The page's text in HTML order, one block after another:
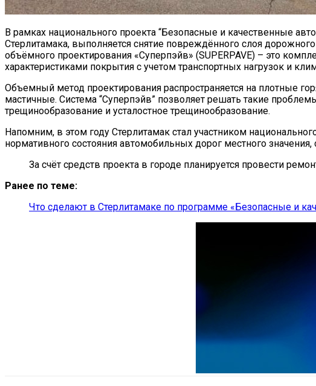
В рамках национального проекта “Безопасные и качественные
Стерлитамака, выполняется снятие повреждённого слоя
объёмного проектирования «Суперпэйв» (SUPERPAVE) – это
характеристиками покрытия с учетом транспортных нагрузок и
Объемный метод проектирования распространяется на плотные
мастичные. Система “Суперпэйв” позволяет решать такие
трещинообразование и усталостное трещинообразование.
Напомним, в этом году Стерлитамак стал участником
нормативного состояния автомобильных дорог местного
За счёт средств проекта в городе планируется провести
Ранее по теме:
Что сделают в Стерлитамаке по программе «Безопасные и